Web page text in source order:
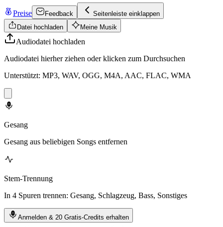
Preise Feedback
Seitenleiste einklappen
Datei hochladen
Meine Musik
Audiodatei hochladen
Audiodatei hierher ziehen oder klicken zum Durchsuchen
Unterstützt: MP3, WAV, OGG, M4A, AAC, FLAC, WMA
Gesang
Gesang aus beliebigen Songs entfernen
Stem-Trennung
In 4 Spuren trennen: Gesang, Schlagzeug, Bass, Sonstiges
Anmelden & 20 Gratis-Credits erhalten